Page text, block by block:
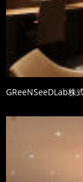
GReeNSeeDLab